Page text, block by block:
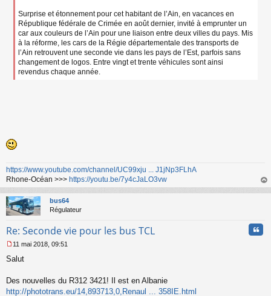
Surprise et étonnement pour cet habitant de l’Ain, en vacances en
République fédérale de Crimée en août dernier, invité à emprunter un
car aux couleurs de l’Ain pour une liaison entre deux villes du pays. Mis
à la réforme, les cars de la Régie départementale des transports de
l’Ain retrouvent une seconde vie dans les pays de l’Est, parfois sans
changement de logos. Entre vingt et trente véhicules sont ainsi
revendus chaque année.
https://www.youtube.com/channel/UC99xju ... J1jNp3FLhA
Rhone-Océan >>> https://youtu.be/7y4cJaLO3vw
au
bus64
Régulateur
Re: Seconde vie pour les bus TCL
e
s
11 mai 2018, 09:51
Salut
Des nouvelles du R312 3421! Il est en Albanie
http://phototrans.eu/14,893713,0,Renaul ... 358IE.html